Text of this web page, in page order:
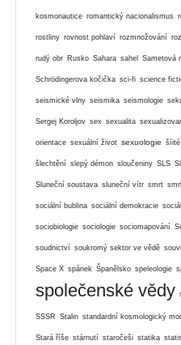
kosmonautice romantický nacionalismus
rostliny rovnost pohlaví rozmnožování
rudý obr Rusko Sahara sahel Sametová
Schrödingerova kočička sci-fi science
seismické vlny seismika seismologie
Sergej Koroljov sex sexualita
orientace sexuální život sexuologie šíité
šlechtění slepý démon sloučeniny SLS
Sluneční soustava sluneční vítr smrt
sociální bublina sociální demokracie
sociobiologie sociologie sociomapování
soudnictví soukromý sektor ve vědě
Space X spánek Španělsko speleologie
společenské vědy
SSSR Stalin standardní kosmologický
Stará říše stárnutí staročeši statika